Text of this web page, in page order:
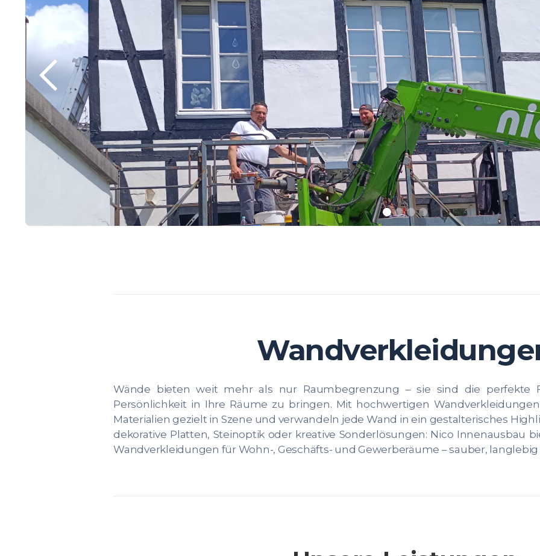
Wände bieten weit mehr als nur Raumbegrenzung – sie sind die perfekte
Persönlichkeit in Ihre Räume zu bringen. Mit hochwertigen
Materialien gezielt in Szene und verwandeln jede Wand in ein gestalterisches
dekorative Platten, Steinoptik oder kreative Sonderlösungen: Nico Innenausbau
Wandverkleidungen für Wohn-, Geschäfts- und Gewerberäume – sauber,